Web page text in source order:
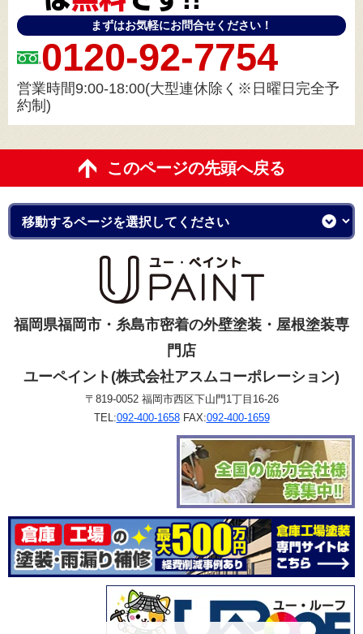
まずはお気軽にお問合せください！
0120-92-7754
営業時間9:00-18:00(大型連休除く※日曜日完全予
約制)
このページの先頭へ戻る
福岡県福岡市・糸島市密着の外壁塗装・屋根塗装専
門店
ユーペイント(株式会社アスムコーポレーション)
〒819-0052 福岡市西区下山門1丁目16-26
TEL:092-400-1658FAX:092-400-1659